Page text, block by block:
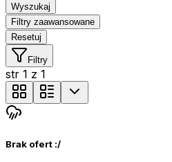
Wyszukaj
Filtry zaawansowane
Resetuj
Filtry
str 1 z 1
Brak ofert :/